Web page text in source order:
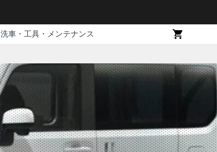
洗車・工具・メンテナンス